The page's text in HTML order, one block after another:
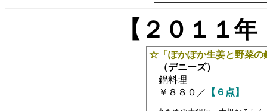
【２０１１
☆「ぽかぽか生姜と野菜の
（デニーズ）
鍋料理
￥８８０／ 【６点】